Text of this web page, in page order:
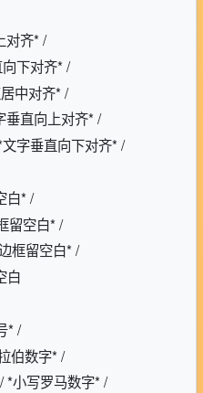
对齐* /
下对齐* /
中对齐* /
垂直向上对齐* /
字垂直向下对齐* /
白* /
留空白* /
框留空白* /
白
* /
伯数字* /
*小写罗马数字* /